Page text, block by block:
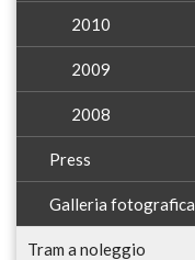
2010
2009
2008
Press
Galleria fotografica
Tram a noleggio